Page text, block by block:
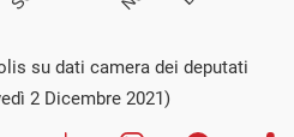
su dati camera dei deputati
2 Dicembre 2021)